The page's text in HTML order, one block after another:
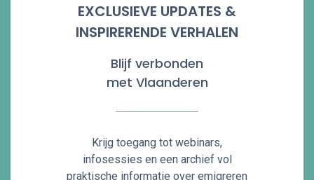
EXCLUSIEVE UPDATES &
INSPIRERENDE VERHALEN
Blijf verbonden
met Vlaanderen
Krijg toegang tot webinars,
infosessies en een archief vol
praktische informatie over emigreren